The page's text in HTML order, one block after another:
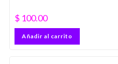
$ 100.00
Añadir al carrito